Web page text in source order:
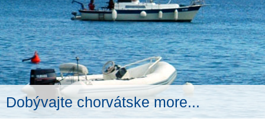
Dobývajte chorvátske more...